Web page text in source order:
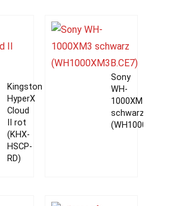
Kingston
HyperX
Cloud
II rot
(KHX-
HSCP-
RD)
Sony
WH-
1000XM3
schwarz